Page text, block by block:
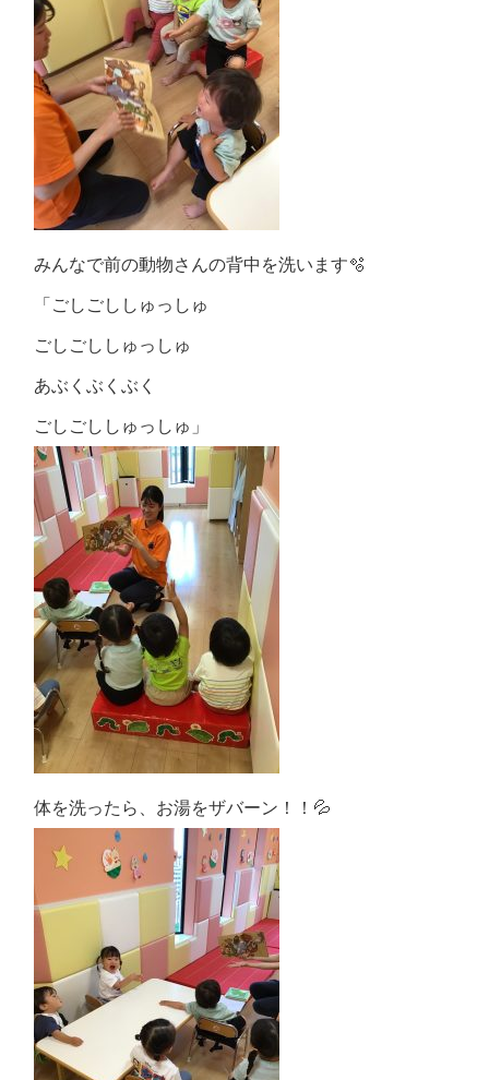
みんなで前の動物さんの背中を洗います🫧‪
「ごしごししゅっしゅ
ごしごししゅっしゅ
あぶくぶくぶく
ごしごししゅっしゅ」
体を洗ったら、お湯をザバーン！！💦